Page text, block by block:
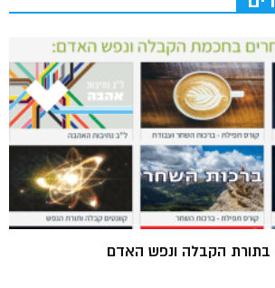
בתורת הקבלה ונפש האדם